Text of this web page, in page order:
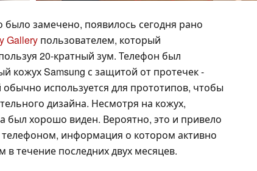
замечено, появилось сегодня рано
Gallery пользователем, который
20-кратный зум. Телефон был
кожух Samsung с защитой от протечек -
используется для прототипов, чтобы
дизайна. Несмотря на кожух,
был хорошо виден. Вероятно, это и привело
информация о котором активно
в течение последних двух месяцев.